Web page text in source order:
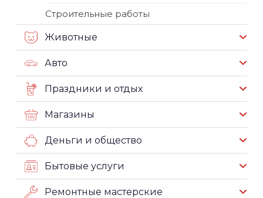
Строительные работы
Животные
Авто
Праздники и отдых
Магазины
Деньги и общество
Бытовые услуги
Ремонтные мастерские